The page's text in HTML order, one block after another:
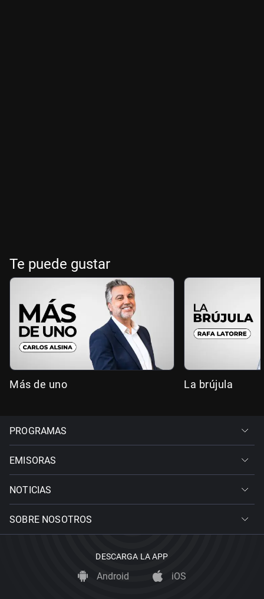
Te puede gustar
Más de uno La brújula
PROGRAMAS
EMISORAS
NOTICIAS
SOBRE NOSOTROS
DESCARGA LA APP
Android iOS